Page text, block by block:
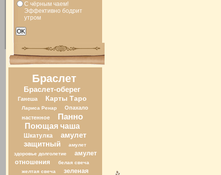
С чёрным чаем!
Эффективно бодрит
утром
Браслет
Браслет-оберег
Ганеша Карты Таро
Лариса Ренар
Опахало
настенное
Панно
Поющая чаша
Шкатулка
амулет
защитный
амулет
здоровье долголетие
амулет
отношения
белая свеча
желтая свеча
зеленая